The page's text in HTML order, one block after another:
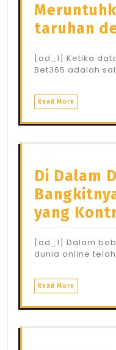
taruhan
[ad_1] Ketika
Bet365 adalah
Read More
Di Dalam
yang
[ad_1] Dalam
dunia online
Read More